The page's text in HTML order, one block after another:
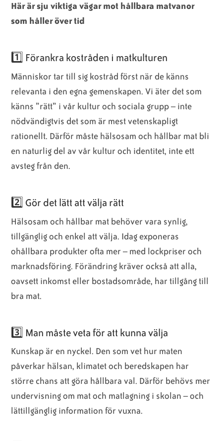
Här är sju viktiga vägar mot hållbara matvanor
som håller över tid
1️⃣ Förankra kostråden i matkulturen
Människor tar till sig kostråd först när de känns
relevanta i den egna gemenskapen. Vi äter det som
känns ”rätt” i vår kultur och sociala grupp – inte
nödvändigtvis det som är mest vetenskapligt
rationellt. Därför måste hälsosam och hållbar mat bli
en naturlig del av vår kultur och identitet, inte ett
avsteg från den.
2️⃣ Gör det lätt att välja rätt
Hälsosam och hållbar mat behöver vara synlig,
tillgänglig och enkel att välja. Idag exponeras
ohållbara produkter ofta mer – med lockpriser och
marknadsföring. Förändring kräver också att alla,
oavsett inkomst eller bostadsområde, har tillgång till
bra mat.
3️⃣ Man måste veta för att kunna välja
Kunskap är en nyckel. Den som vet hur maten
påverkar hälsan, klimatet och beredskapen har
större chans att göra hållbara val. Därför behövs mer
undervisning om mat och matlagning i skolan – och
lättillgänglig information för vuxna.